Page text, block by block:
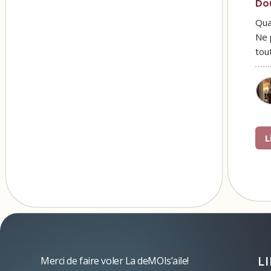
Ne
Merci de faire voler La deMOIs’aile!